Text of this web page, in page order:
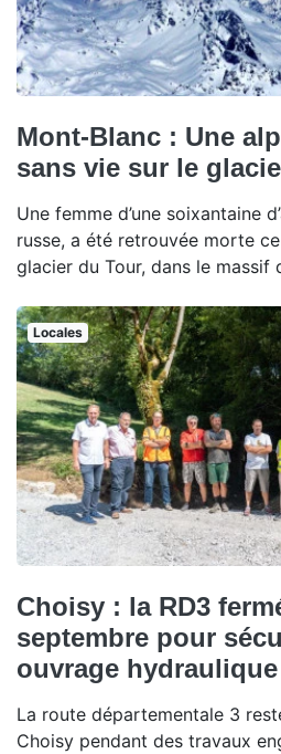
Mont-Blanc : Une
sans vie sur le
Une femme d’une soixantaine
russe, a été retrouvée morte
glacier du Tour, dans le massif
Locales
Choisy : la RD3
septembre pour
ouvrage hydraulique
La route départementale 3
Choisy pendant des travaux